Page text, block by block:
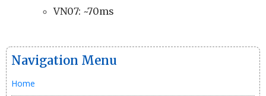
VN07: ~70ms
Navigation Menu
Home